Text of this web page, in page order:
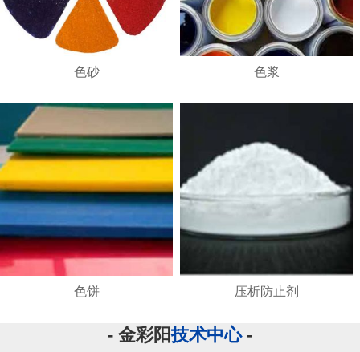
色砂 色浆
色饼 压析防止剂
- 金彩阳技术中心-